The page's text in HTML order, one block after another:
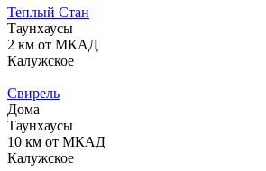
Теплый Стан
Таунхаусы
2 км от МКАД
Калужское
Свирель
Дома
Таунхаусы
10 км от МКАД
Калужское